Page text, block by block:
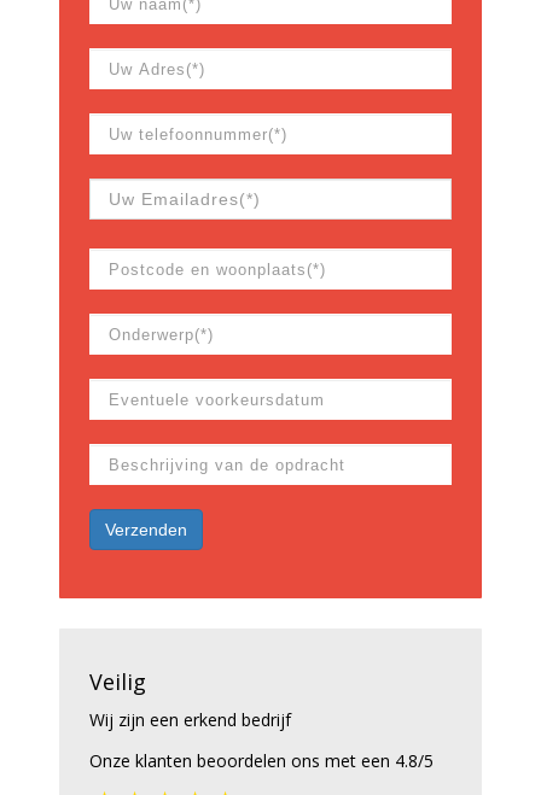
Veilig
Wij zijn een erkend bedrijf
Onze klanten beoordelen ons met een 4.8/5